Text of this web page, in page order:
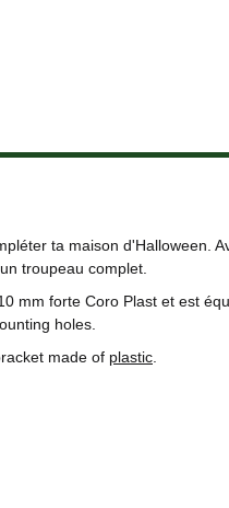
ta maison d'Halloween.
troupeau complet.
mm forte Coro Plast et est
holes.
made of plastic